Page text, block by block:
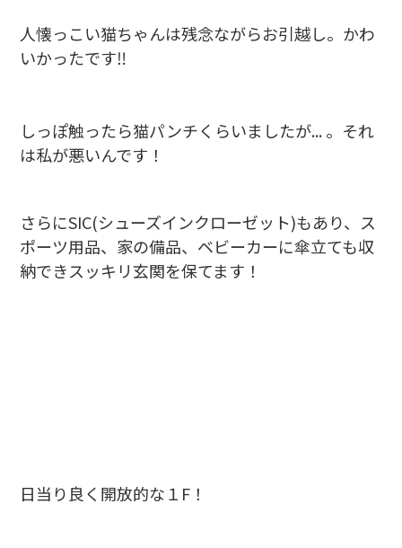
人懐っこい猫ちゃんは残念ながらお引越し。かわ
いかったです‼
しっぽ触ったら猫パンチくらいましたが... 。それ
は私が悪いんです！
さらにSIC(シューズインクローゼット)もあり、ス
ポーツ用品、家の備品、ベビーカーに傘立ても収
納できスッキリ玄関を保てます！
日当り良く開放的な１F！